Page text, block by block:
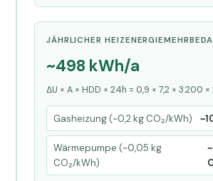
JÄHRLICHER
~498 kWh/a
ΔU × A × HDD × 24h = 0,9 × 7,2 × 3.200
Gasheizung (~0,2 kg CO₂/kWh)
Wärmepumpe (~0,05 kg
CO₂/kWh)